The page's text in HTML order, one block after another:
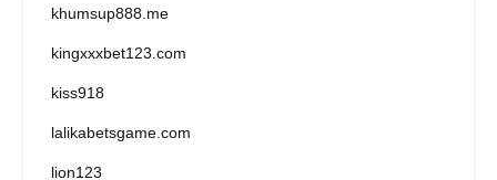
khumsup888.me
kingxxxbet123.com
kiss918
lalikabetsgame.com
lion123